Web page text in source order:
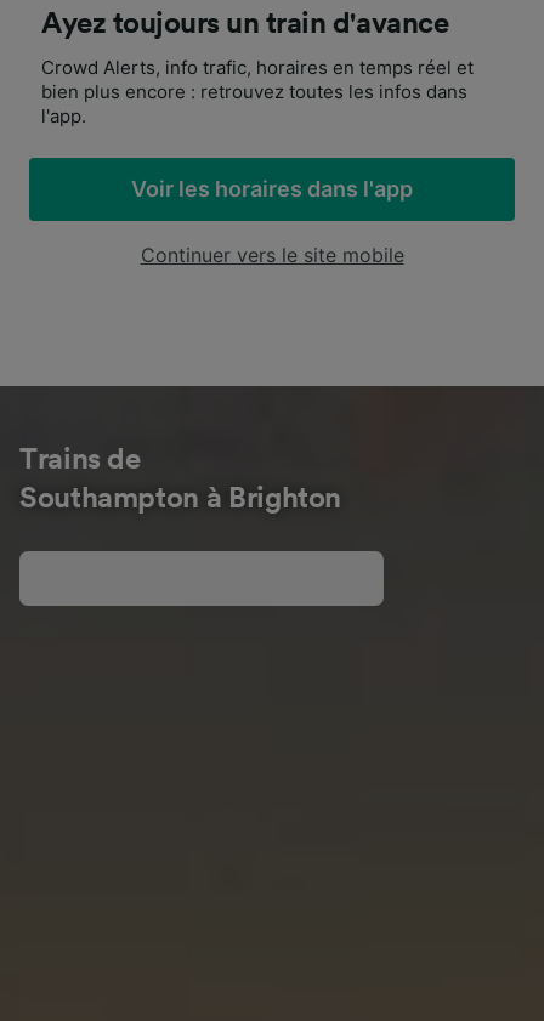
Ayez toujours un train d'avance
Crowd Alerts, info trafic, horaires en temps réel et
bien plus encore : retrouvez toutes les infos dans
l'app.
Voir les horaires dans l'app
Continuer vers le site mobile
Trains de
Southampton à Brighton